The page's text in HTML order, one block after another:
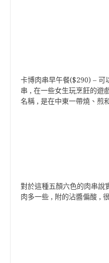
卡博肉串早午餐($290) – 可
串 , 在一些女生玩烹飪的遊
名稱 , 是在中東一帶燒、煎
對於這種五顏六色的肉串說
肉多一些 , 附的沾醬偏酸 ,